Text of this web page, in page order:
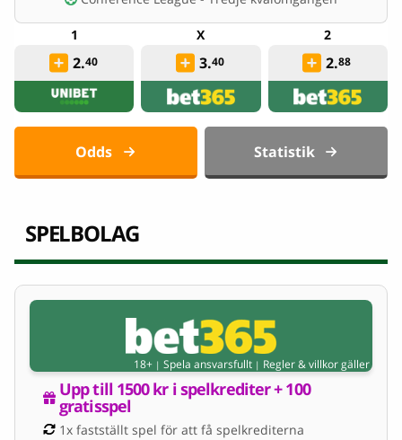
2.40 3.40 2.88
Odds Statistik
SPELBOLAG
18+ | Spela ansvarsfullt | Regler & villkor gäller
Upp till 1500 kr i spelkrediter + 100
gratisspel
1x fastställt spel för att få spelkrediterna